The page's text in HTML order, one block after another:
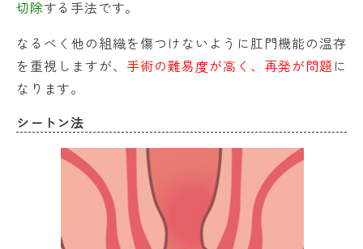
切除する手法です。
なるべく他の組織を傷つけないように肛門機能の温存
を重視しますが、 手術の難易度が高く、再発が問題 に
なります。
シートン法